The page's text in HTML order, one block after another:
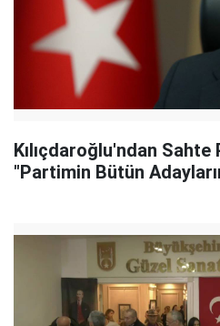
Kılıçdaroğlu'ndan
"Partimin Bütün